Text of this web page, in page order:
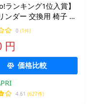
ランキング1位入賞】
ンダー 交換用 椅子 ゲ
チェア OAチェア オフ
0 (1件)
円
価格比較
4.61 (627件)